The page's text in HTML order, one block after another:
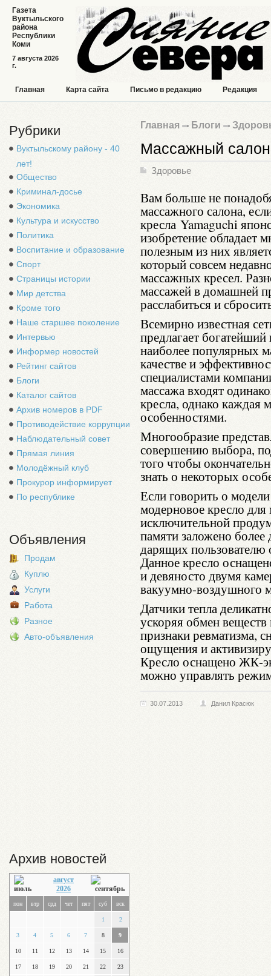
7 августа 2026
г.
Газета
Вуктыльского
района
Республики
Коми
Главная Карта сайта Письмо в редакцию Редакция
Рубрики
Вуктыльскому району - 40
лет!
Общество
Криминал-досье
Экономика
Культура и искусство
Политика
Воспитание и образование
Спорт
Страницы истории
Мир детства
Кроме того
Наше старшее поколение
Интервью
Информер новостей
Рейтинг сайтов
Блоги
Каталог сайтов
Архив номеров в PDF
Противодействие коррупции
Наблюдательный совет
Прямая линия
Молодёжный клуб
Прокурор информирует
По республике
Объявления
Продам
Куплю
Услуги
Работа
Разное
Авто-объявления
Архив новостей
август
2026
пон втр срд чет пят суб вск
1 2
3 4 5 6 7 8 9
10 11 12 13 14 15 16
17 18 19 20 21 22 23
Главная Блоги
Массажный
Здоровье
Вам больше не
массажного салона,
кресла Yamaguchi
изобретение обладает
полезным из них
который совсем
массажных кресел.
массажей в домашней
расслабиться и
Всемирно известная
предлагает
наиболее популярных
качестве и
специалистами
массажа входят
кресла, однако каждая
особенностями.
Многообразие
совершению выбора,
того чтобы
знать о некоторых
Если говорить о
модерновое кресло
исключительной
памяти заложено
дарящих пользователю
Данное кресло
и девяносто двумя
вакуумно-воздушного
Датчики тепла
ускоряя обмен
признаки ревматизма,
ощущения и
Кресло оснащено ЖК-
можно управлять
30.07.2013 Данил Красюк